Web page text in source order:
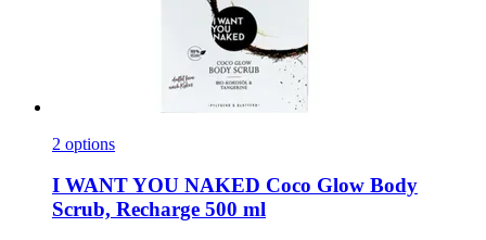
2 options
I WANT YOU NAKED Coco Glow Body
Scrub, Recharge 500 ml